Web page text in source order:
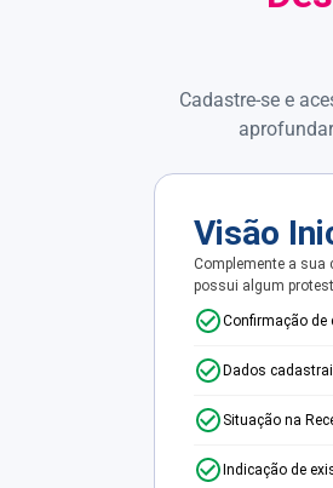
Cadastre-se e
Visão
Complemente a sua
possui algum
Confirmação de
Dados
Situação na
Indicação de